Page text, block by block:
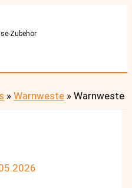
Zubehör
» Warnweste » Warnweste